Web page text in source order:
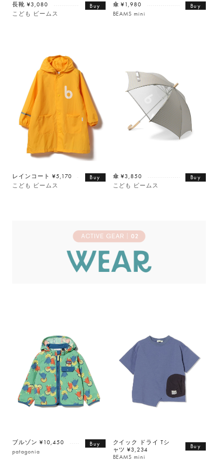
長靴 ¥3,080
こども ビームス
Buy
傘 ¥1,980
BEAMS mini
Buy
レインコート ¥5,170
こども ビームス
Buy
傘 ¥3,850
こども ビームス
Buy
ブルゾン ¥10,450
patagonia
Buy
クイック ドライ Tシ
ャツ ¥3,234
BEAMS mini
Buy